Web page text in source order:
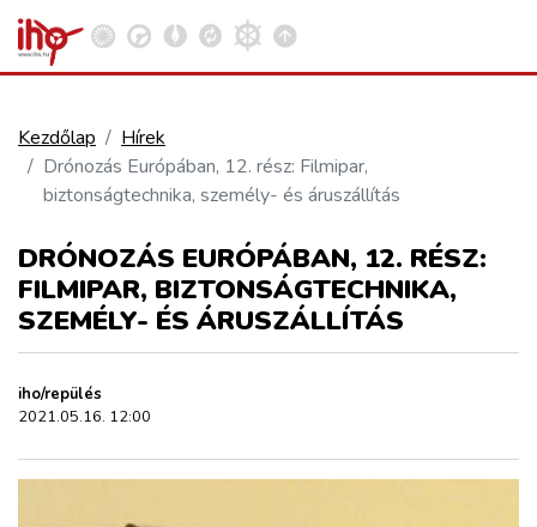
VASÚT
KÖZÚT
REPÜLÉS
KÖZLEKEDÉSFEJLESZTÉS
Kezdőlap
Hírek
Drónozás Európában, 12. rész: Filmipar,
biztonságtechnika, személy- és áruszállítás
DRÓNOZÁS EURÓPÁBAN, 12. RÉSZ:
FILMIPAR, BIZTONSÁGTECHNIKA,
SZEMÉLY- ÉS ÁRUSZÁLLÍTÁS
iho/repülés
2021.05.16. 12:00